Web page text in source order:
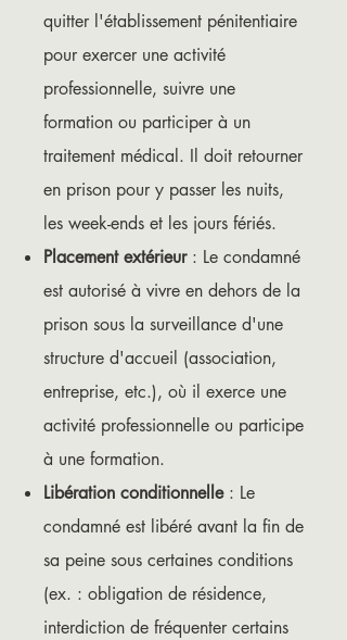
quitter l'établissement pénitentiaire
pour exercer une activité
professionnelle, suivre une
formation ou participer à un
traitement médical. Il doit retourner
en prison pour y passer les nuits,
les week-ends et les jours fériés.
Placement extérieur : Le condamné
est autorisé à vivre en dehors de la
prison sous la surveillance d'une
structure d'accueil (association,
entreprise, etc.), où il exerce une
activité professionnelle ou participe
à une formation.
Libération conditionnelle: Le
condamné est libéré avant la fin de
sa peine sous certaines conditions
(ex. : obligation de résidence,
interdiction de fréquenter certains